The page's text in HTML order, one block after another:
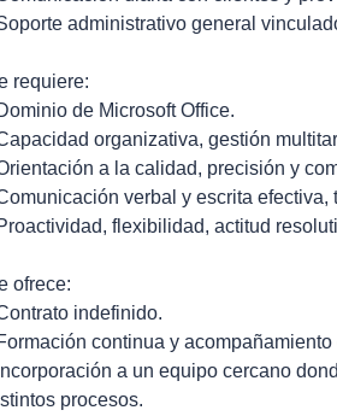
administrativo general
requiere:
de Microsoft Office.
organizativa, gestión
a la calidad, precisión y
verbal y escrita
flexibilidad, actitud
ofrece:
indefinido.
continua y
a un equipo cercano
procesos.